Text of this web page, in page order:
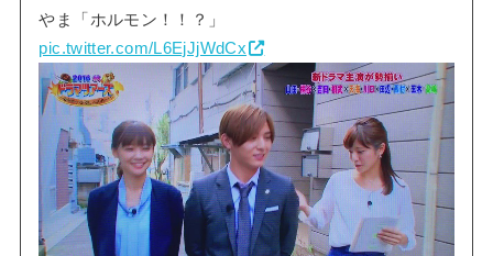
やま「ホルモン！！？」
pic.twitter.com/L6EjJjWdCx